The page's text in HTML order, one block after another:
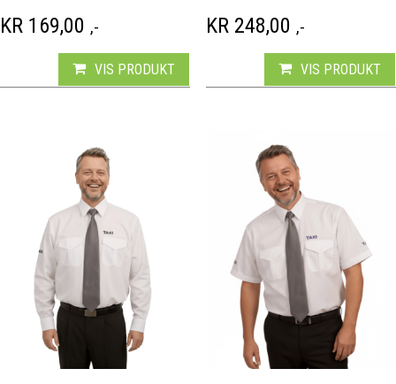
KR 169,00 ,-
VIS PRODUKT
KR248,00 ,-
VIS PRODUKT